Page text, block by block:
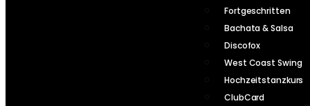
Fortgeschritten
Bachata & Salsa
Discofox
West Coast Swing
Hochzeitstanzkurs
ClubCard